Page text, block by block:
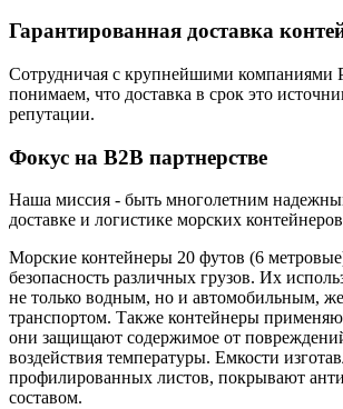
Гарантированная доставка
Сотрудничая с крупнейшими компаниями
понимаем, что доставка в срок это
репутации.
Фокус на B2B партнерстве
Наша миссия - быть многолетним
доставке и логистике морских
Морские контейнеры 20 футов (6
безопасность различных грузов. Их
не только водным, но и автомобильным,
транспортом. Также контейнеры
они защищают содержимое от
воздействия температуры. Емкости
профилированных листов, покрывают
составом.